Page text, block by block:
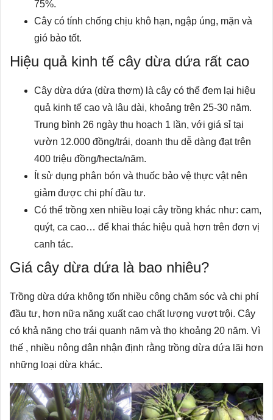
75%.
Cây có tính chống chịu khô hạn, ngập úng, mặn và
gió bảo tốt.
Hiệu quả kinh tế cây dừa dứa rất cao
Cây dừa dứa (dừa thơm) là cây có thể đem lại hiệu
quả kinh tế cao và lâu dài, khoảng trên 25-30 năm.
Trung bình 26 ngày thu hoạch 1 lần, với giá sỉ tại
vườn 12.000 đồng/trái, doanh thu dễ dàng đạt trên
400 triệu đồng/hecta/năm.
Ít sử dụng phân bón và thuốc bảo vệ thực vật nên
giảm được chi phí đầu tư.
Có thể trồng xen nhiều loại cây trồng khác như: cam,
quýt, ca cao… để khai thác hiệu quả hơn trên đơn vị
canh tác.
Giá cây dừa dứa là bao nhiêu?
Trồng dừa dứa không tốn nhiều công chăm sóc và chi phí
đầu tư, hơn nữa năng xuất cao chất lượng vượt trội. Cây
có khả năng cho trái quanh năm và thọ khoảng 20 năm. Vì
thế , nhiều nông dân nhận định rằng trồng dừa dứa lãi hơn
những loại dừa khác.